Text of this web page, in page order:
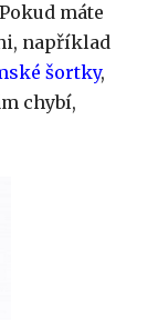
máte
například
šortky,
chybí,